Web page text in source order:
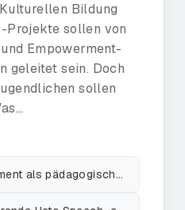
Bildung
Projekte sollen von
Empowerment-
geleitet sein. Doch
sollen
Vortrag Empowerment als pädagogische + diskriminierungskritische Haltung_Dr. Moris Samen